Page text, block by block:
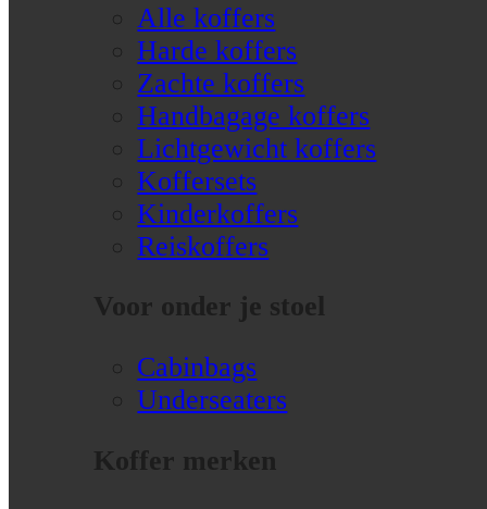
Alle koffers
Harde koffers
Zachte koffers
Handbagage koffers
Lichtgewicht koffers
Koffersets
Kinderkoffers
Reiskoffers
Voor onder je stoel
Cabinbags
Underseaters
Koffer merken